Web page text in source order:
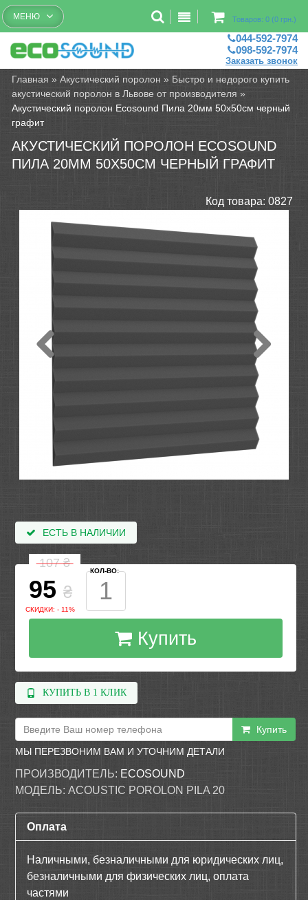
Бесплатный рассчет помещений
Товаров: 0 (0 грн.)
МЕНЮ
044-592-7974
098-592-7974
Заказать звонок
Главная »Акустический поролон » Быстро и недорого купить
акустический поролон в Львове от производителя »
Акустический поролон Ecosound Пила 20мм 50х50см черный
графит
АКУСТИЧЕСКИЙ ПОРОЛОН ECOSOUND
ПИЛА 20ММ 50Х50СМ ЧЕРНЫЙ ГРАФИТ
Код товара: 0827
ЕСТЬ В НАЛИЧИИ
107₴
95 ₴
СКИДКИ: - 11%
КОЛ-ВО:
Купить
КУПИТЬ В 1 КЛИК
Купить
МЫ ПЕРЕЗВОНИМ ВАМ И УТОЧНИМ ДЕТАЛИ
ПРОИЗВОДИТЕЛЬ: ECOSOUND
МОДЕЛЬ: ACOUSTIC POROLON PILA 20
Оплата
Наличными, безналичными для юридических лиц,
безналичными для физических лиц, оплата
частями